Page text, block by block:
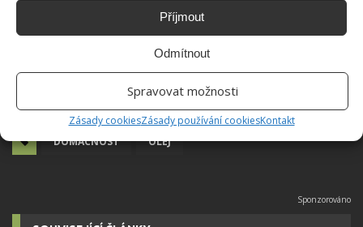
Příjmout
Odmítnout
Spravovat možnosti
Zásady cookiesZásady používání cookiesKontakt
DOMÁCNOST OLEJ